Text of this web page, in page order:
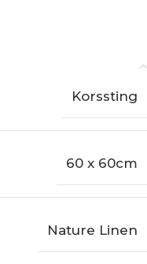
Korssting
60 x 60cm
Nature Linen